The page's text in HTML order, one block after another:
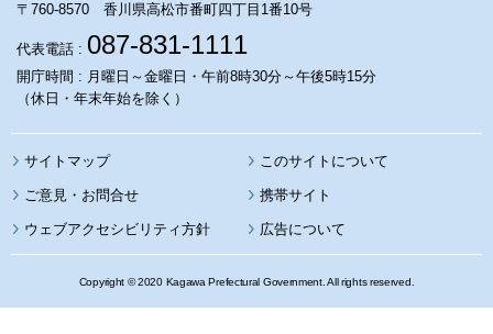
〒760-8570 香川県高松市番町四丁目1番10号
代表電話 : 087-831-1111
開庁時間 : 月曜日～金曜日・午前8時30分～午後5時15分
（休日・年末年始を除く）
サイトマップ このサイトについて
携帯サイト
ウェブアクセシビリティ方針 広告について
Copyright © 2020 Kagawa Prefectural Government. All rights reserved.